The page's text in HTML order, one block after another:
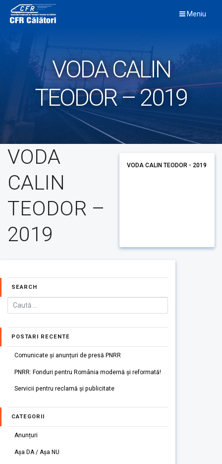
content
Meniu
VODA CALIN
TEODOR – 2019
VODA
CALIN
TEODOR –
2019
VODA CALIN TEODOR - 2019
SEARCH
POSTARI RECENTE
Comunicate și anunțuri de presă PNRR
PNRR: Fonduri pentru România modernă și reformată!
Servicii pentru reclamă și publicitate
CATEGORII
Anunțuri
Așa DA / Așa NU